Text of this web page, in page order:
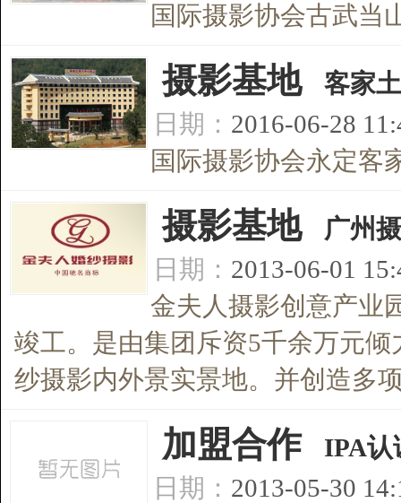
国际摄影协会古武当
[摄影基地]
客家
日期： 2016-06-28
国际摄影协会永定客
[摄影基地]
广州
日期： 2013-06-01
金夫人摄影创意产业
竣工。是由集团斥资5千余万元
纱摄影内外景实景地。并创造多
加盟合作]
IPA认
日期： 2013-05-30